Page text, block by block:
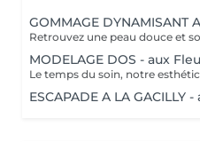
GOMMAGE DYNAMISANT
MODELAGE DOS - aux
ESCAPADE A LA